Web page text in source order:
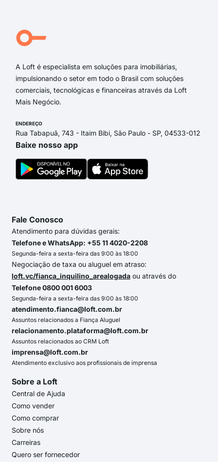
A Loft é especialista em soluções para imobiliárias,
impulsionando o setor em todo o Brasil com soluções
comerciais, tecnológicas e financeiras através da Loft
Mais Negócio.
ENDEREÇO
Rua Tabapuã, 743 - Itaim Bibi, São Paulo - SP, 04533-012
Baixe nosso app
Fale Conosco
Atendimento para dúvidas gerais:
Telefone e WhatsApp: +55 11 4020-2208
Segunda-feira a sexta-feira das 9:00 às 18:00
Negociação de taxa ou aluguel em atraso:
loft.vc/fianca_inquilino_arealogada ou através do
Telefone 0800 001 6003
Segunda-feira a sexta-feira das 9:00 às 18:00
atendimento.fianca@loft.com.br
Assuntos relacionados a Fiança Aluguel
relacionamento.plataforma@loft.com.br
Assuntos relacionados ao CRM Loft
imprensa@loft.com.br
Atendimento exclusivo aos profissionais de imprensa
Sobre a Loft
Central de Ajuda
Como vender
Como comprar
Sobre nós
Carreiras
Quero ser fornecedor